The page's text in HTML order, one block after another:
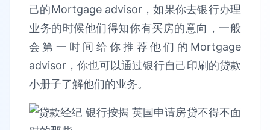
己的Mortgage advisor，如果你去银行办理
业务的时候他们得知你有买房的意向，一般
会第一时间给你推荐他们的Mortgage
advisor，你也可以通过银行自己印刷的贷款
小册子了解他们的业务。